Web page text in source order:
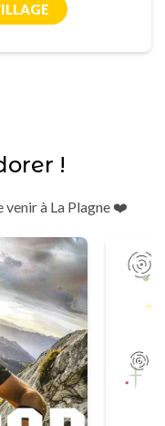
!
venir à La Plagne ❤️